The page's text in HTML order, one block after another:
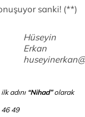
sanki! (**)
Hüseyin
Erkan
adını “Nihad”olarak
49